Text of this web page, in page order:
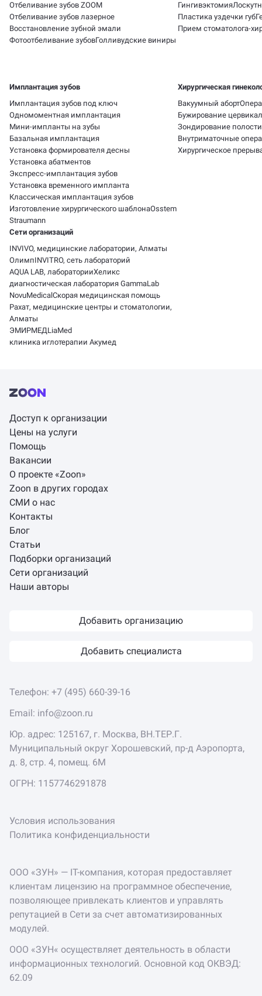
Отбеливание зубов ZOOM
Отбеливание зубов лазерное
Восстановление зубной эмали
Фотоотбеливание зубовГолливудские виниры
Гингивэктомия
Пластика уздечки губ
Прием стоматолога-
Имплантация зубов
Имплантация зубов под ключ
Одномоментная имплантация
Мини-импланты на зубы
Базальная имплантация
Установка формирователя десны
Установка абатментов
Экспресс-имплантация зубов
Установка временного импланта
Классическая имплантация зубов
Изготовление хирургического шаблонаOsstem
Straumann
Хирургическая
Вакуумный аборт
Бужирование
Зондирование
Внутриматочные
Хирургическое
Сети организаций
INVIVO, медицинские лаборатории, Алматы
ОлимпINVITRO, сеть лабораторий
AQUA LAB, лабораторииХеликс
диагностическая лаборатория GammaLab
NovuMedicalСкорая медицинская помощь
Рахат, медицинские центры и стоматологии,
Алматы
ЭМИРМЕДLiaMed
клиника иглотерапии Акумед
Доступ к организации
Цены на услуги
Помощь
Вакансии
О проекте «Zoon»
Zoon в других городах
СМИ о нас
Контакты
Блог
Статьи
Подборки организаций
Сети организаций
Наши авторы
Добавить организацию
Добавить специалиста
Телефон: +7 (495) 660-39-16
Email: info@zoon.ru
Юр. адрес: 125167, г. Москва, ВН.ТЕР.Г.
Муниципальный округ Хорошевский, пр-д Аэропорта,
д. 8, стр. 4, помещ. 6М
ОГРН: 1157746291878
Условия использования
Политика конфиденциальности
ООО «ЗУН» — IT-компания, которая предоставляет
клиентам лицензию на программное обеспечение,
позволяющее привлекать клиентов и управлять
репутацией в Сети за счет автоматизированных
модулей.
ООО «ЗУН« осуществляет деятельность в области
информационных технологий. Основной код ОКВЭД:
62.09